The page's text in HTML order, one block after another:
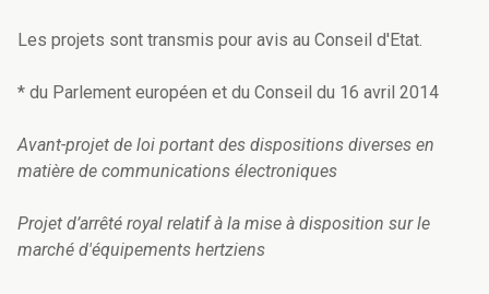
Les projets sont transmis pour avis au Conseil d'Etat.
* du Parlement européen et du Conseil du 16 avril 2014
Avant-projet de loi portant des dispositions diverses en
matière de communications électroniques
Projet d’arrêté royal relatif à la mise à disposition sur le
marché d'équipements hertziens